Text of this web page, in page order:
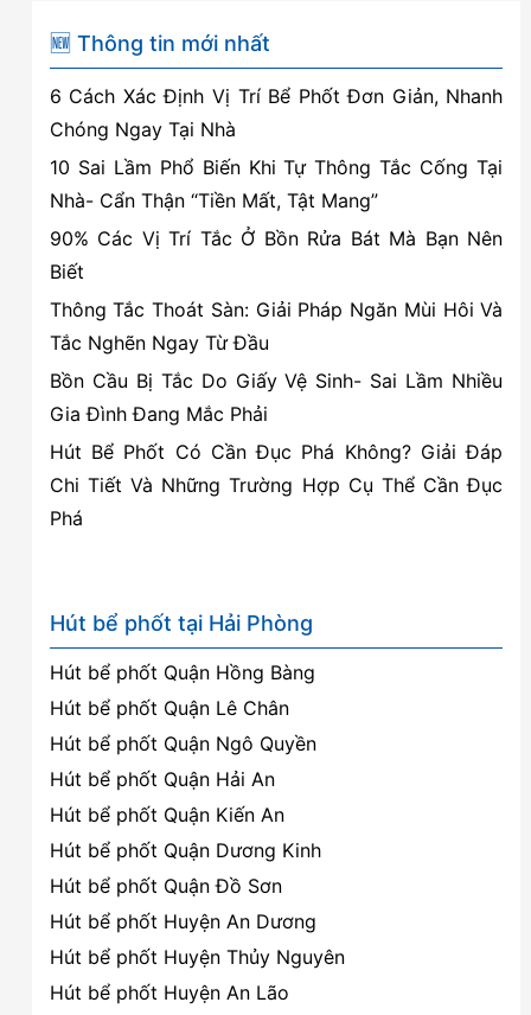
🆕 Thông tin mới nhất
6 Cách Xác Định Vị Trí Bể Phốt Đơn Giản, Nhanh
Chóng Ngay Tại Nhà
10 Sai Lầm Phổ Biến Khi Tự Thông Tắc Cống Tại
Nhà- Cẩn Thận “Tiền Mất, Tật Mang”
90% Các Vị Trí Tắc Ở Bồn Rửa Bát Mà Bạn Nên
Biết
Thông Tắc Thoát Sàn: Giải Pháp Ngăn Mùi Hôi Và
Tắc Nghẽn Ngay Từ Đầu
Bồn Cầu Bị Tắc Do Giấy Vệ Sinh- Sai Lầm Nhiều
Gia Đình Đang Mắc Phải
Hút Bể Phốt Có Cần Đục Phá Không? Giải Đáp
Chi Tiết Và Những Trường Hợp Cụ Thể Cần Đục
Phá
Hút bể phốt tại Hải Phòng
Hút bể phốt Quận Hồng Bàng
Hút bể phốt Quận Lê Chân
Hút bể phốt Quận Ngô Quyền
Hút bể phốt Quận Hải An
Hút bể phốt Quận Kiến An
Hút bể phốt Quận Dương Kinh
Hút bể phốt Quận Đồ Sơn
Hút bể phốt Huyện An Dương
Hút bể phốt Huyện Thủy Nguyên
Hút bể phốt Huyện An Lão